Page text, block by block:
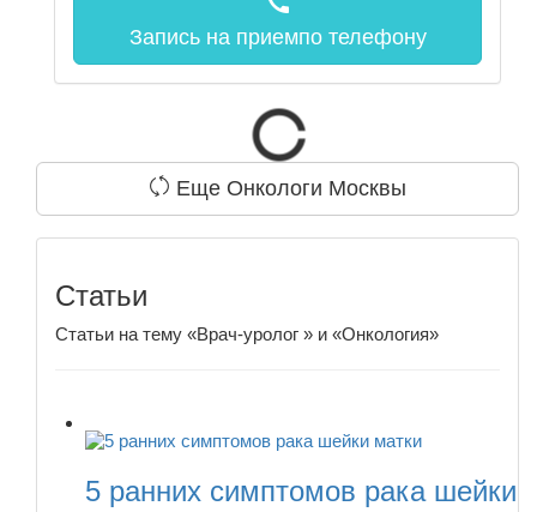
Запись на приемпо телефону
Еще Онкологи Москвы
Статьи
Статьи на тему «Врач-уролог » и «Онкология»
5 ранних симптомов рака шейки